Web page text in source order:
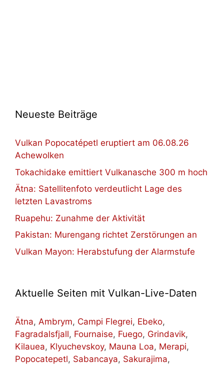
Neueste Beiträge
Vulkan Popocatépetl eruptiert am 06.08.26
Achewolken
Tokachidake emittiert Vulkanasche 300 m hoch
Ätna: Satellitenfoto verdeutlicht Lage des
letzten Lavastroms
Ruapehu: Zunahme der Aktivität
Pakistan: Murengang richtet Zerstörungen an
Vulkan Mayon: Herabstufung der Alarmstufe
Aktuelle Seiten mit Vulkan-Live-Daten
Ätna, Ambrym, Campi Flegrei, Ebeko,
Fagradalsfjall, Fournaise, Fuego, Grindavik,
Kilauea, Klyuchevskoy, Mauna Loa, Merapi,
Popocatepetl, Sabancaya, Sakurajima,